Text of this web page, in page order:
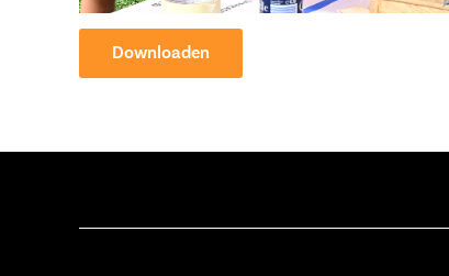
Downloaden